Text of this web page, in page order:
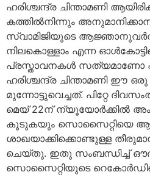
ഹരിശ്ചന്ദ്ര ചിന്താമണി
കത്തില്‍നിന്നും
സ്വാമിജിയുടെ
നിലകൊള്ളാം എന്ന
പ്രസ്താവനകള്‍ സത്യമാണോ
ഹരിശ്ചന്ദ്ര ചിന്താമണി ഈ
മുന്നോട്ടുവെച്ചത്. പിറ്റേ
മെയ് 22ന് ന്യൂയോര്‍ക്കില്‍
കൂടുകയും സൊസൈറ്റിയെ
ശാഖയാക്കിക്കൊണ്ടുള്ള
ചെയ്തു. ഇതു സംബന്ധിച്ച്
സൊസൈറ്റിയുടെ